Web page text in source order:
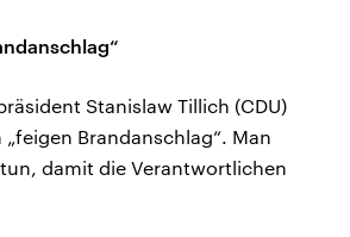
Stanislaw Tillich (CDU)
Brandanschlag“. Man
damit die Verantwortlichen